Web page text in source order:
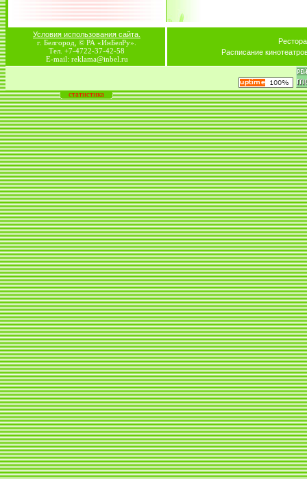
Условия использования сайта.
г. Белгород, © РА «ИнБелРу».
Тел. +7-4722-37-42-58
E-mail: reklama@inbel.ru
Расписание
статистика